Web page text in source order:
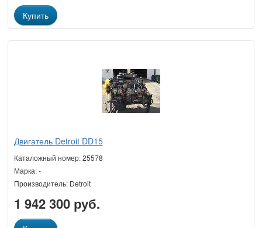
Купить
Двигатель Detroit DD15
Каталожный номер: 25578
Марка: -
Производитель: Detroit
1 942 300 руб.